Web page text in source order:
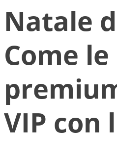
Natale
Come
VIP con